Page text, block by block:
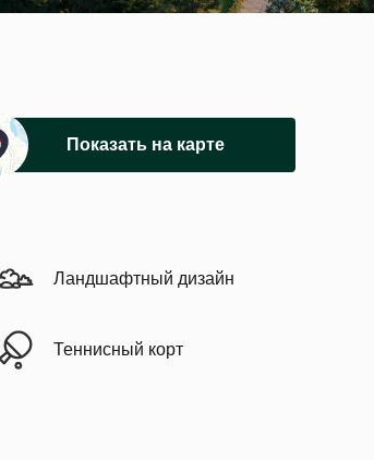
Показать на карте
Ландшафтный дизайн
Теннисный корт